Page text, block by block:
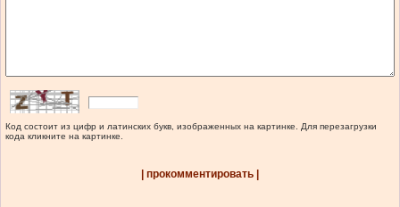
Код состоит из цифр и латинских букв, изображенных на картинке. Для перезагрузки
кода кликните на картинке.
| прокомментировать |